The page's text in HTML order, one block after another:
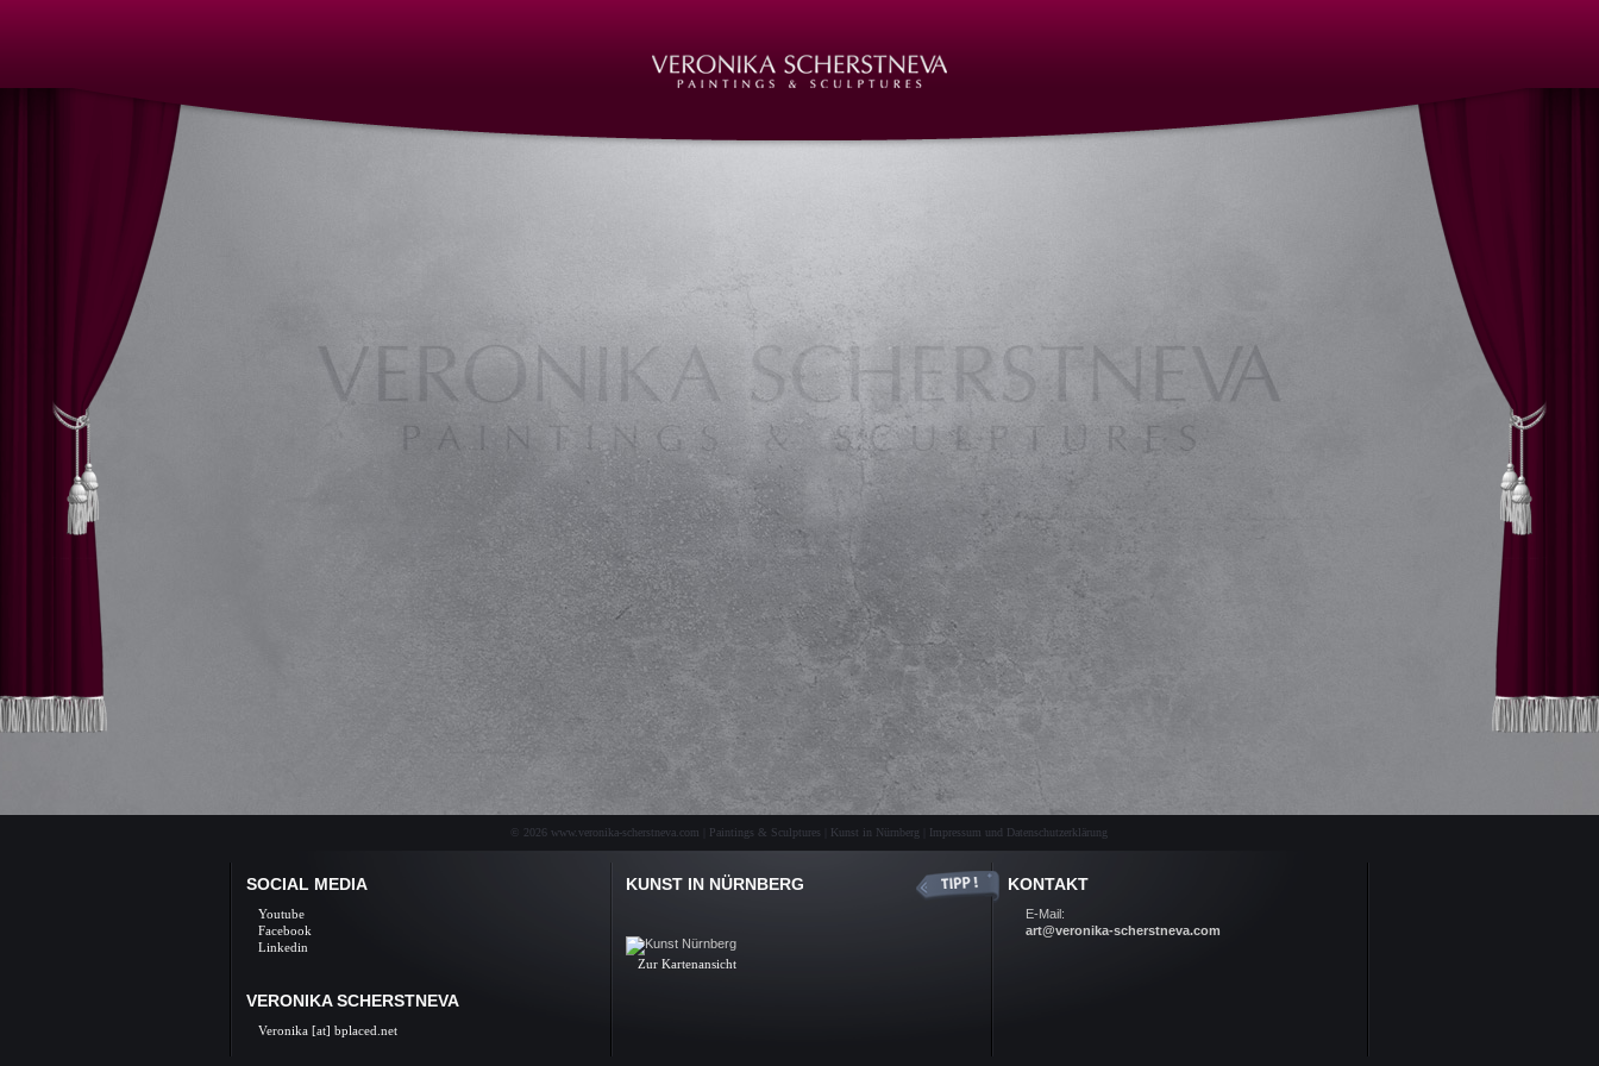
Oil on canvas, oil painting, oil paintings, Acrylic on canvas, acrylic paintings, acrylic paintings, Art in Nuernberg, Germany, Gallery, Art, Artist, Nuremberg, Germany, Skulpturen, Bronze, Keramik, Kunstguss, Sculptures, bronze, ceramic, art
castings, Auftragsarbeiten Kunst, Skulpturen, Film, Kunstunterricht, Unterricht, Privatunterricht, Kunstkurse, Malkurse, Kunstseminare
© 2026 www.veronika-scherstneva.com | Paintings & Sculptures | Kunst in Nürnberg | Impressum und Datenschutzerklärung
SOCIAL MEDIA
Youtube
Facebook
Linkedin
VERONIKA SCHERSTNEVA
Veronika [at] bplaced.net
KUNST IN NÜRNBERG
Zur Kartenansicht
KONTAKT
E-Mail:
art@veronika-scherstneva.com